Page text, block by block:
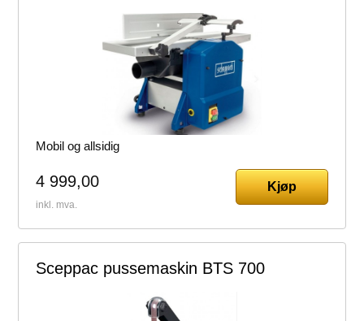
Mobil og allsidig
4 999,00
inkl. mva.
Kjøp
Sceppac pussemaskin BTS 700